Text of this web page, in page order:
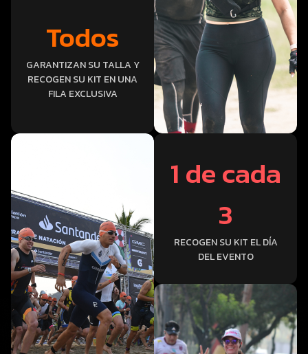
Todos
GARANTIZAN SU TALLA Y
RECOGEN SU KIT EN UNA
FILA EXCLUSIVA
1 de cada
3
RECOGEN SU KIT EL DÍA
DEL EVENTO